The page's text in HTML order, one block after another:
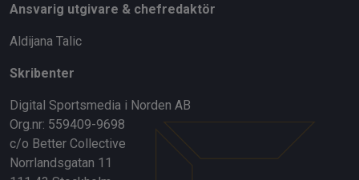
Ansvarig utgivare & chefredaktör
Aldijana Talic
Skribenter
Digital Sportsmedia i Norden AB
Org.nr: 559409-9698
c/o Better Collective
Norrlandsgatan 11